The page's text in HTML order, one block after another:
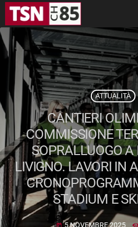
ATTUALITÀ
CANTIERI
COMMISSIONE
SOPRALLUOGO A
LIVIGNO. LAVORI IN
STADIUM E
today 5 NOVEMBRE 2025